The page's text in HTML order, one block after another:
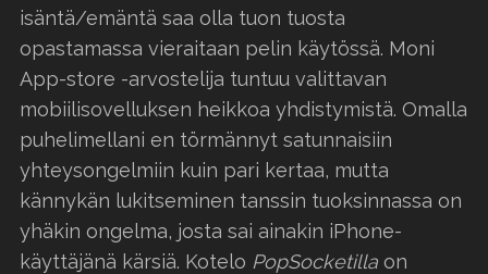
isäntä/emäntä saa olla tuon tuosta
opastamassa vieraitaan pelin käytössä. Moni
App-store -arvostelija tuntuu valittavan
mobiilisovelluksen heikkoa yhdistymistä. Omalla
puhelimellani en törmännyt satunnaisiin
yhteysongelmiin kuin pari kertaa, mutta
kännykän lukitseminen tanssin tuoksinnassa on
yhäkin ongelma, josta sai ainakin iPhone-
käyttäjänä kärsiä. Kotelo PopSocketilla on